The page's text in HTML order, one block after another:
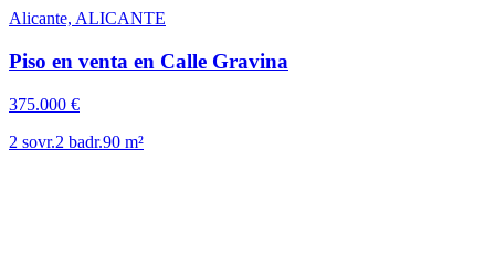
Alicante, ALICANTE
Piso en venta en Calle Gravina
375.000 €
2 sovr.2 badr.90 m²